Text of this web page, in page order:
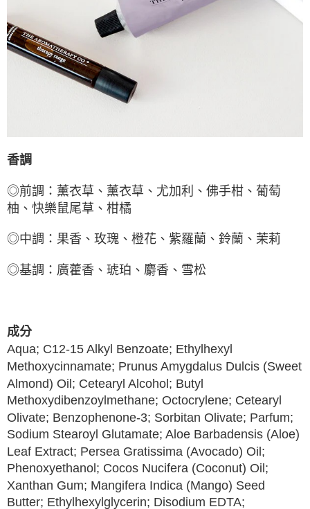
香調
◎前調： 薰衣草、薰衣草、尤加利、佛手柑、葡萄
柚、快樂鼠尾草、柑橘
◎中調： 果香、玫瑰、橙花、紫羅蘭、鈴蘭、茉莉
◎基調： 廣藿香、琥珀、麝香、雪松
成分
Aqua; C12-15 Alkyl Benzoate; Ethylhexyl
Methoxycinnamate; Prunus Amygdalus Dulcis (Sweet
Almond) Oil; Cetearyl Alcohol; Butyl
Methoxydibenzoylmethane; Octocrylene; Cetearyl
Olivate; Benzophenone-3; Sorbitan Olivate; Parfum;
Sodium Stearoyl Glutamate; Aloe Barbadensis (Aloe)
Leaf Extract; Persea Gratissima (Avocado) Oil;
Phenoxyethanol; Cocos Nucifera (Coconut) Oil;
Xanthan Gum; Mangifera Indica (Mango) Seed
Butter; Ethylhexylglycerin; Disodium EDTA;